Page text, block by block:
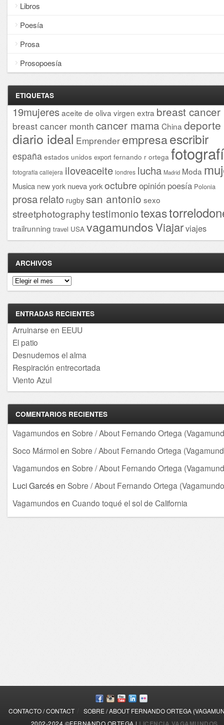
Libros
Poesía
Prosa
Prosopoesía
ETIQUETAS
19mujeresaceite de oliva virgen extra breast cancer
breast cancer month cancer mama China deporte
diario ideal Emprender empresaescribir
españa estados unidos export fernando r ortega
fotografía callejera iloveaceite londres lucha Madrid Moda
Musica new york nueva yorkoctubre opinión poesía Polonia
prosarelato rugby san antonio sexo
streetphotographytestimoniotexas
trailrunning travel USA vagamundosViajarviajes
ARCHIVOS
Archivos
ENTRADAS RECIENTES
Arruinarse en EEUU
El patio
Desnudemos el alma
Respiración entrecortada
Viento Azul
COMENTARIOS RECIENTES
Vagamundos en Sobre / About Fernando Ortega
Soco Mármolen Sobre / About Fernando Ortega
Vagamundos en Sobre / About Fernando Ortega
Luci Garcés en Sobre / About Fernando Ortega
Vagamundos en Cuando toqué el sol de California
CONTACTO / CONTACT
SOBRE / ABOUT FERNANDO ORTEGA
2002-2024 ©FERNANDO ORTEGA |